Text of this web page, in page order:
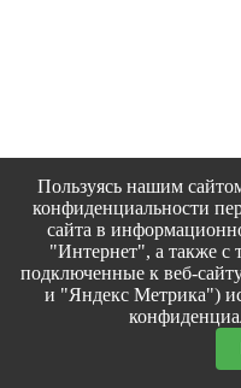
Пользуясь нашим
конфиденциальности
сайта в
"Интернет", а также с
подключенные к веб-
и "Яндекс Метрика")